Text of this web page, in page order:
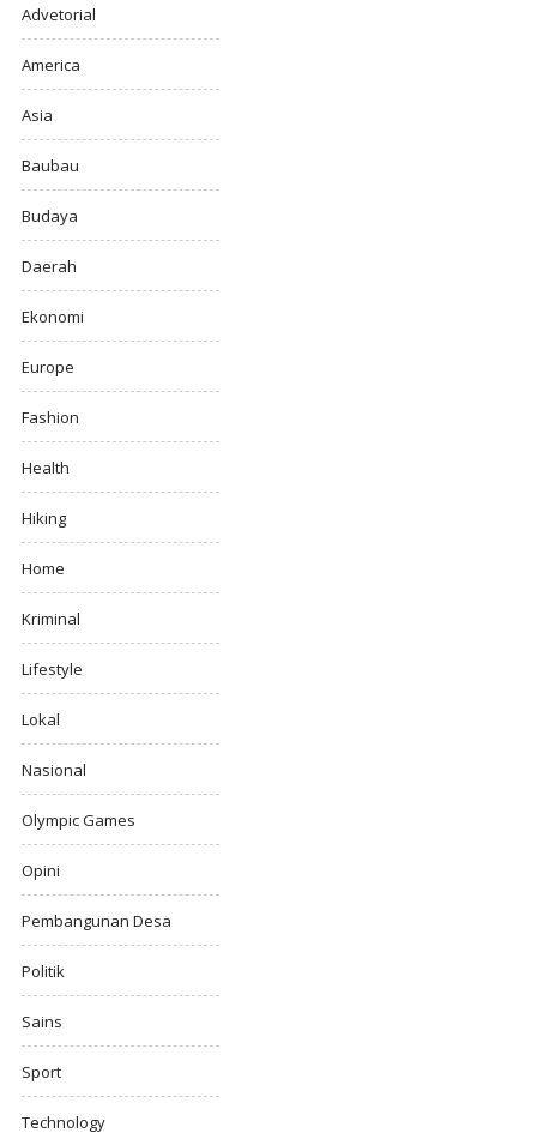
Advetorial
America
Asia
Baubau
Budaya
Daerah
Ekonomi
Europe
Fashion
Health
Hiking
Home
Kriminal
Lifestyle
Lokal
Nasional
Olympic Games
Opini
Pembangunan Desa
Politik
Sains
Sport
Technology